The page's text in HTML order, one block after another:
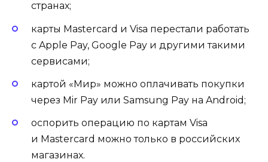
странах;
карты Mastercard и Visa перестали работать
с Apple Pay, Google Pay и другими такими
сервисами;
картой «Мир» можно оплачивать покупки
через Mir Pay или Samsung Pay на Android;
оспорить операцию по картам Visa
и Mastercard можно только в российских
магазинах.